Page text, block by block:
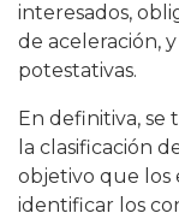
interesados,
de aceleración,
potestativas.
En definitiva,
la clasificación
objetivo que los
identificar los